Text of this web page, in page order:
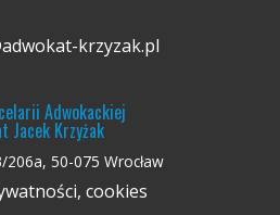
krzyzak.pl
Adwokackiej
Jacek Krzyżak
206a, 50-075 Wrocław
cookies